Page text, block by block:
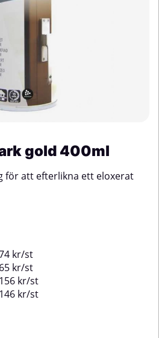
gold 400ml
för att efterlikna ett eloxerat
kr/st
kr/st
156 kr/st
146 kr/st